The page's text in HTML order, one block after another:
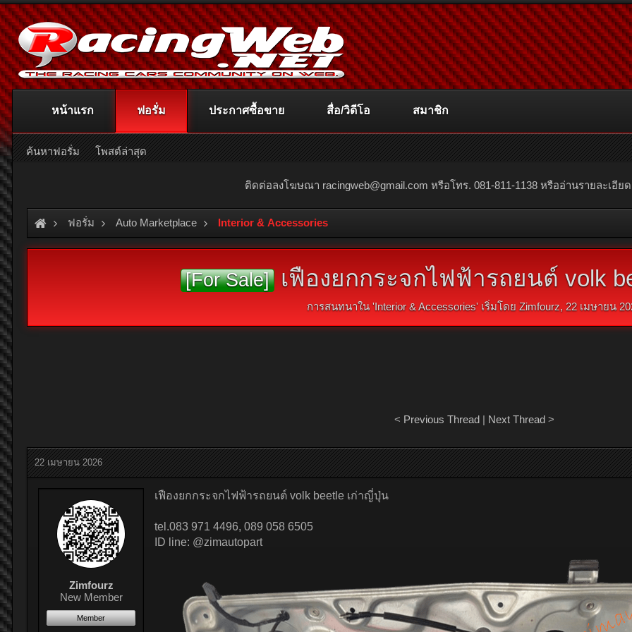
ติดต่อลงโฆษณา racingweb@gmail.com หรือโทร. 081-811-1138 หรืออ่านรายละเอีย
ฟอรั่ม Auto Marketplace Interior & Accessories
[For Sale] เฟืองยกกระจกไฟฟ้ารถยนต์ volk
การสนทนาใน 'Interior & Accessories' เริ่มโดย Zimfourz, 22 เมษายน
< Previous Thread| Next Thread>
22 เมษายน 2026
Zimfourz
New Member
Member
เฟืองยกกระจกไฟฟ้ารถยนต์ volk beetle เก่าญี่ปุ่น
tel.083 971 4496, 089 058 6505
ID line: @zimautopart
หน้าแรก ฟอรั่ม
ค้นหาฟอรั่ม โพสต์ล่าสุด
ประกาศซื้อขาย สื่อ/วิดีโอ สมาชิก